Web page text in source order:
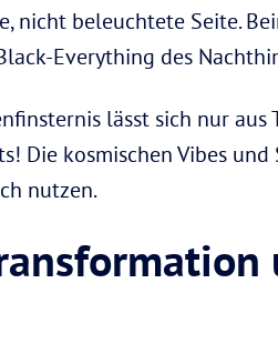
nicht beleuchtete Seite.
Everything des
lässt sich nur
Die kosmischen Vibes
nutzen.